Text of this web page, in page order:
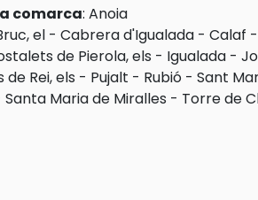
comarca: Anoia
el - Cabrera d'Igualada - Calaf -
de Pierola, els - Igualada -
de Rei, els - Pujalt - Rubió - Sant
Santa Maria de Miralles - Torre de